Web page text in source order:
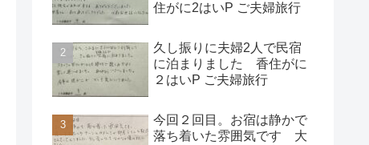
住がに2はいP ご夫婦旅行
久し振りに夫婦2人で民宿
に泊まりました 香住がに
２はいP ご夫婦旅行
今回２回目。お宿は静かで
落ち着いた雰囲気です 大